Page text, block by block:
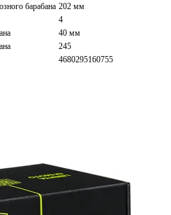
барабана 202 мм
4
40 мм
245
4680295160755